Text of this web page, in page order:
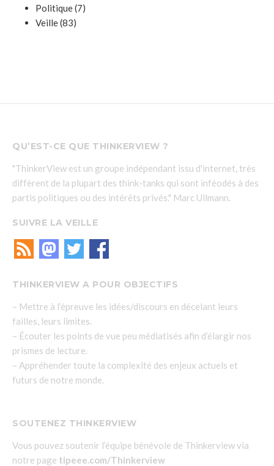
Politique(7)
Veille(83)
QU’EST-CE QUE THINKERVIEW ?
"ThinkerView est un groupe indépendant issu d'internet, très
diffèrent de la plupart des think-tanks qui sont inféodés à des
partis politiques ou des intérêts privés." Marc Ullmann.
SUIVRE LA VEILLE
THINKERVIEW A POUR OBJECTIFS
– Mettre à l’épreuve les idées/discours en décelant leurs
failles, leurs limites.
– Écouter les points de vue peu médiatisés afin d’élargir nos
prismes de lecture.
– Appréhender toute la complexité des enjeux actuels et
futurs de notre monde.
SOUTENEZ THINKERVIEW
Vous pouvez soutenir l’équipe bénévole de Thinkerview via
notre page tipeee.com/Thinkerview